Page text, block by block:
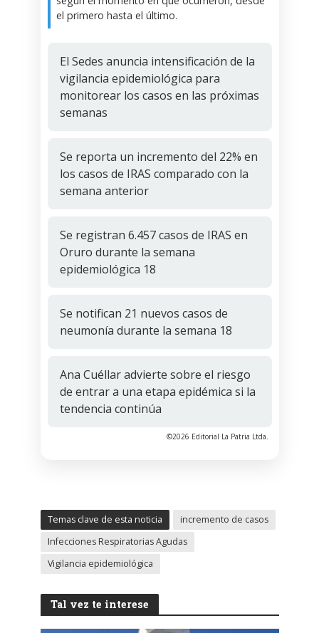
el primero hasta el último.
El Sedes anuncia intensificación de la
vigilancia epidemiológica para
monitorear los casos en las próximas
semanas
Se reporta un incremento del 22% en
los casos de IRAS comparado con la
semana anterior
Se registran 6.457 casos de IRAS en
Oruro durante la semana
epidemiológica 18
Se notifican 21 nuevos casos de
neumonía durante la semana 18
Ana Cuéllar advierte sobre el riesgo
de entrar a una etapa epidémica si la
tendencia continúa
©2026 Editorial La Patria Ltda.
Temas clave de esta noticia
incremento de casos
Infecciones Respiratorias Agudas
Vigilancia epidemiológica
Tal vez te interese